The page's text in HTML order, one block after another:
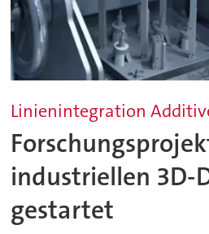
Linienintegration
industriellen 3D-
gestartet